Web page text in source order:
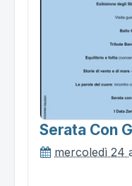
Serata Con
mercoledì 24